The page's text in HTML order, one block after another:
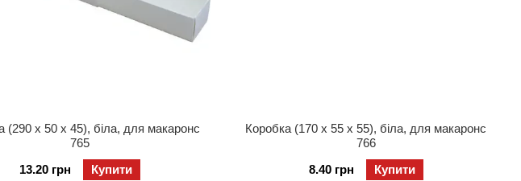
(290 x 50 х 45), біла, для макаронс
765
13.20 грн
Купити
Коробка (170 x 55 х 55), біла, для макаронс
766
8.40 грн
Купити